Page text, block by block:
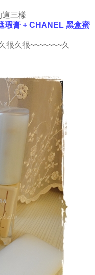
這三樣
瑕膏 + CHANEL 黑盒蜜
很久很~~~~~~~久